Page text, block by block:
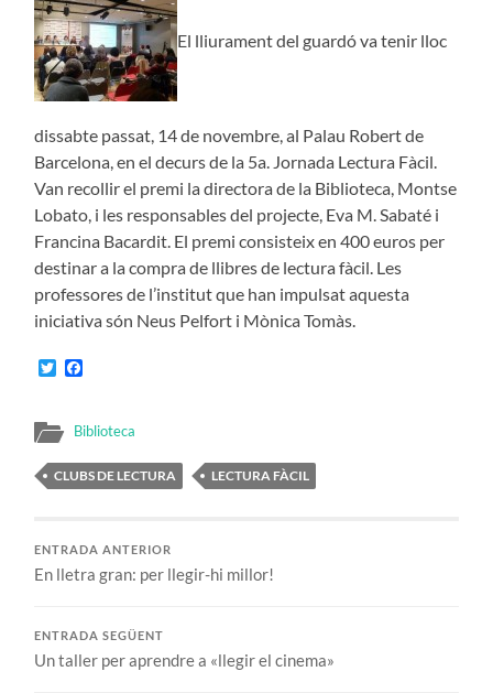
El lliurament del guardó va tenir lloc
dissabte passat, 14 de novembre, al Palau Robert de
Barcelona, en el decurs de la 5a. Jornada Lectura Fàcil.
Van recollir el premi la directora de la Biblioteca, Montse
Lobato, i les responsables del projecte, Eva M. Sabaté i
Francina Bacardit. El premi consisteix en 400 euros per
destinar a la compra de llibres de lectura fàcil. Les
professores de l’institut que han impulsat aquesta
iniciativa són Neus Pelfort i Mònica Tomàs.
Twitter
Biblioteca
CLUBS DE LECTURA LECTURA FÀCIL
ENTRADA ANTERIOR
En lletra gran: per llegir-hi millor!
ENTRADA SEGÜENT
Un taller per aprendre a «llegir el cinema»